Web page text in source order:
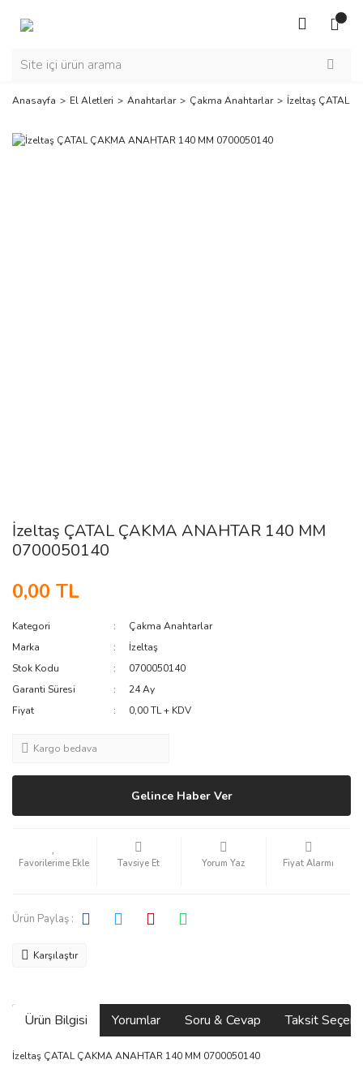
Anasayfa El Aletleri Anahtarlar Çakma Anahtarlar İzeltaş ÇATAL
İzeltaş ÇATAL ÇAKMA ANAHTAR 140 MM
0700050140
0,00 TL
Kategori
Çakma Anahtarlar
Marka
İzeltaş
Stok Kodu
0700050140
Garanti Süresi
24 Ay
Fiyat
0,00 TL + KDV
Kargo bedava
Gelince Haber Ver
Tavsiye Et Yorum Yaz Fiyat Alarmı
Ürün Paylaş :
Karşılaştır
Ürün Bilgisi Yorumlar Soru & Cevap Taksit
İzeltaş ÇATAL ÇAKMA ANAHTAR 140 MM 0700050140